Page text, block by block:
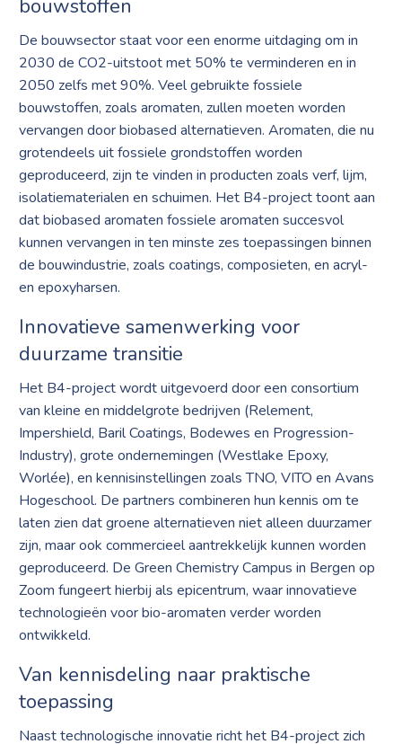
bouwstoffen
De bouwsector staat voor een enorme uitdaging om in
2030 de CO2-uitstoot met 50% te verminderen en in
2050 zelfs met 90%. Veel gebruikte fossiele
bouwstoffen, zoals aromaten, zullen moeten worden
vervangen door biobased alternatieven. Aromaten, die nu
grotendeels uit fossiele grondstoffen worden
geproduceerd, zijn te vinden in producten zoals verf, lijm,
isolatiematerialen en schuimen. Het B4-project toont aan
dat biobased aromaten fossiele aromaten succesvol
kunnen vervangen in ten minste zes toepassingen binnen
de bouwindustrie, zoals coatings, composieten, en acryl-
en epoxyharsen.
Innovatieve samenwerking voor
duurzame transitie
Het B4-project wordt uitgevoerd door een consortium
van kleine en middelgrote bedrijven (Relement,
Impershield, Baril Coatings, Bodewes en Progression-
Industry), grote ondernemingen (Westlake Epoxy,
Worlée), en kennisinstellingen zoals TNO, VITO en Avans
Hogeschool. De partners combineren hun kennis om te
laten zien dat groene alternatieven niet alleen duurzamer
zijn, maar ook commercieel aantrekkelijk kunnen worden
geproduceerd. De Green Chemistry Campus in Bergen op
Zoom fungeert hierbij als epicentrum, waar innovatieve
technologieën voor bio-aromaten verder worden
ontwikkeld.
Van kennisdeling naar praktische
toepassing
Naast technologische innovatie richt het B4-project zich